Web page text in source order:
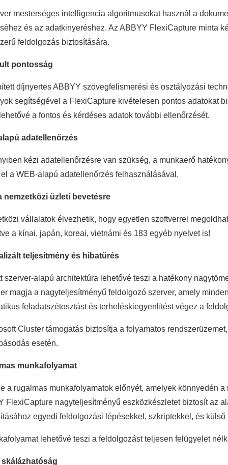
mesterséges intelligencia algoritmusokat használ a
és az adatkinyeréshez. Az ABBYY FlexiCapture minta
feldolgozás biztosítására.
pontosság
díjnyertes ABBYY szövegfelismerési és osztályozási
segítségével a FlexiCapture kivételesen pontos adatokat
a fontos és kérdéses adatok további ellenőrzését.
adatellenőrzés
kézi adatellenőrzésre van szükség, a munkaerő
a WEB-alapú adatellenőrzés felhasználásával.
nemzetközi üzleti bevetésre
vállalatok élvezhetik, hogy egyetlen szoftverrel
a kínai, japán, koreai, vietnámi és 183 egyéb nyelvet is!
teljesítmény és hibatűrés
szerver-alapú architektúra lehetővé teszi a hatékony
magja a nagyteljesítményű feldolgozó szerver, amely
feladatszétosztást és terheléskiegyenlítést végez a
Cluster támogatás biztosítja a folyamatos
esetén.
munkafolyamat
a rugalmas munkafolyamatok előnyét, amelyek könnyedén
FlexiCapture nagyteljesítményű eszközkészletet biztosít az
egyedi feldolgozási lépésekkel, szkriptekkel, és külső
lehetővé teszi a feldolgozást teljesen felügyelet
skálázhatóság